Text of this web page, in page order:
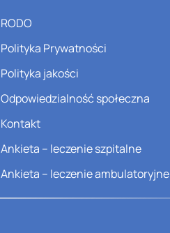
RODO
Polityka Prywatności
Polityka jakości
Odpowiedzialność społeczna
Kontakt
Ankieta – leczenie szpitalne
Ankieta – leczenie ambulatoryjne